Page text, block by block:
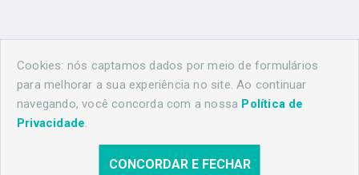
Contato
(44) 99883-8883
Cookies: nós captamos dados por meio de formulários
para melhorar a sua experiência no site. Ao continuar
navegando, você concorda com a nossa Política de
Privacidade.
CONCORDAR E FECHAR